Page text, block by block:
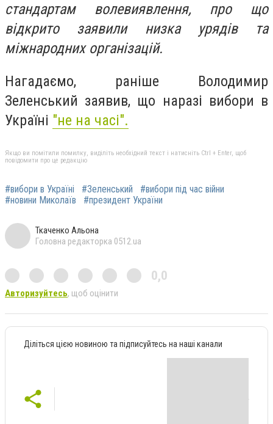
стандартам волевиявлення, про що
відкрито заявили низка урядів та
міжнародних організацій.
Нагадаємо, раніше Володимир
Зеленський заявив, що наразі вибори в
Україні "не на часі".
Якщо ви помітили помилку, виділіть необхідний текст і натисніть Ctrl + Enter, щоб
повідомити про це редакцію
#вибори в Україні #Зеленський
#вибори під час війни
#новини Миколаїв
#президент України
Ткаченко Альона
Головна редакторка 0512.ua
0,0
Авторизуйтесь, щоб оцінити
Діліться цією новиною та підписуйтесь на наші канали